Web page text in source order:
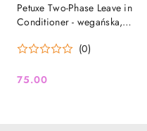
Petuxe Two-Phase Leave in
Conditioner - wegańska,
każdego typu sierści,
rozczesywania
(0)
Cena:
75.00